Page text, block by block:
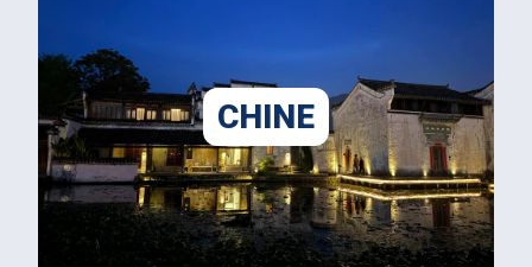
CHINE